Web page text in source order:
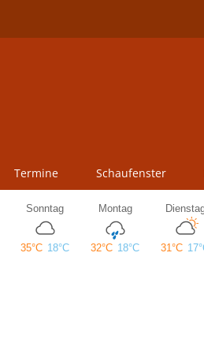
Termine Schaufenster